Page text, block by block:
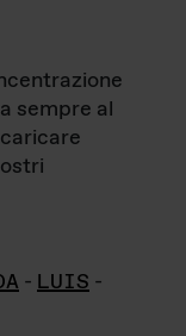
sempre al
- LUIS -